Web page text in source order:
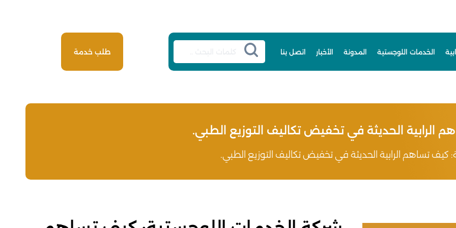
الخدمات اللوجستية المدونة الأخبار اتصل بنا طلب خدمة
الرابية الحديثة في تخفيض تكاليف التوزيع الطبي.
كيف تساهم الرابية الحديثة في تخفيض تكاليف التوزيع الطبي.